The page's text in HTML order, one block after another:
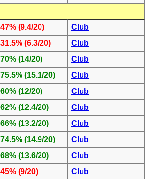
47% (9.4/20)
Club
31.5% (6.3/20)
Club
70% (14/20)
Club
75.5% (15.1/20)
Club
60% (12/20)
Club
62% (12.4/20)
Club
66% (13.2/20)
Club
74.5% (14.9/20)
Club
68% (13.6/20)
Club
45% (9/20)
Club